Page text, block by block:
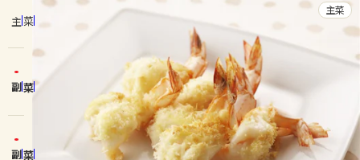
新規登録
ホーム
コンテンツ
人気の食材・レシピ
きゅうり なす トマト
とうもろこし
ピーマン
みょうが ゴーヤ
主菜
副菜
副菜
主菜